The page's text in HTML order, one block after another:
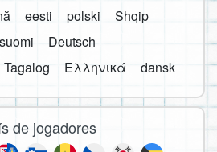
eesti polski
Shqip
suomi
Deutsch
Tagalog Ελληνικά dansk
de jogadores